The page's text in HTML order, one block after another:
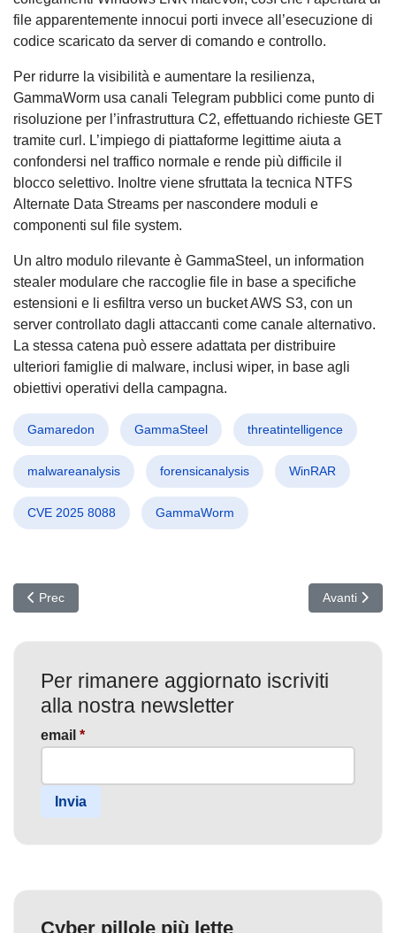
file apparentemente innocui porti invece all’esecuzione di
codice scaricato da server di comando e controllo.
Per ridurre la visibilità e aumentare la resilienza,
GammaWorm usa canali Telegram pubblici come punto di
risoluzione per l’infrastruttura C2, effettuando richieste GET
tramite curl. L’impiego di piattaforme legittime aiuta a
confondersi nel traffico normale e rende più difficile il
blocco selettivo. Inoltre viene sfruttata la tecnica NTFS
Alternate Data Streams per nascondere moduli e
componenti sul file system.
Un altro modulo rilevante è GammaSteel, un information
stealer modulare che raccoglie file in base a specifiche
estensioni e li esfiltra verso un bucket AWS S3, con un
server controllato dagli attaccanti come canale alternativo.
La stessa catena può essere adattata per distribuire
ulteriori famiglie di malware, inclusi wiper, in base agli
obiettivi operativi della campagna.
Gamaredon GammaSteel threatintelligence
malwareanalysis forensicanalysis WinRAR
CVE 2025 8088 GammaWorm
Articolo precedente: Ransomware 2026: il vero costo non è il
Prec Articolo
Avanti
Per rimanere aggiornato iscriviti
alla nostra newsletter
email *
Invia
Cyber pillole più lette